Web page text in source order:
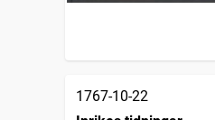
1767-10-22